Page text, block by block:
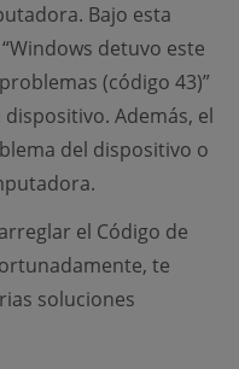
Bajo esta
detuvo este
(código 43)”
Además, el
del dispositivo o
el Código de
te
soluciones